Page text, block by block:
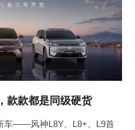
款款都是同级硬货
车——风神L8Y、L8+、L9首